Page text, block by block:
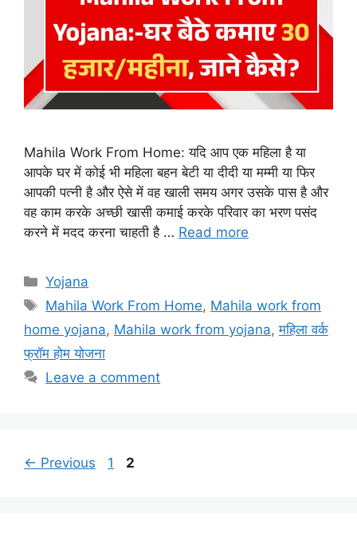
Mahila Work From Home: यदि आप एक महिला है या
आपके घर में कोई भी महिला बहन बेटी या दीदी या मम्मी या फिर
आपकी पत्नी है और ऐसे में वह खाली समय अगर उसके पास है और
वह काम करके अच्छी खासी कमाई करके परिवार का भरण पसंद
करने में मदद करना चाहती है … Read more
Categories
Yojana
Tags
Mahila Work From Home, Mahila work from
home yojana, Mahila work from yojana,महिला वर्क
फ्रॉम होम योजना
Leave a comment
← Previous Page
1 Page
2